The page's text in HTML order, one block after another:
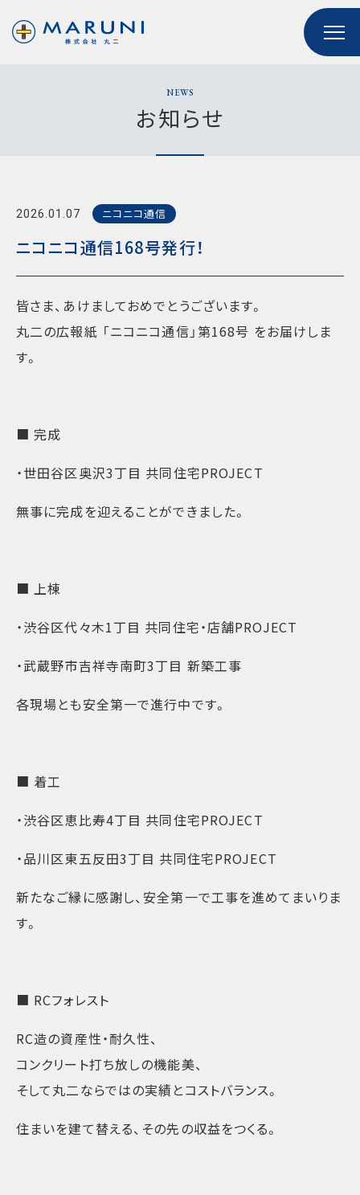
NEWS
お知らせ
2026.01.07 ニコニコ通信
ニコニコ通信168号発行！
皆さま、あけましておめでとうございます。
丸二の広報紙 「ニコニコ通信」第168号 をお届けしま
す。
■ 完成
・世田谷区奥沢3丁目 共同住宅PROJECT
無事に完成を迎えることができました。
■ 上棟
・渋谷区代々木1丁目 共同住宅・店舗PROJECT
・武蔵野市吉祥寺南町3丁目 新築工事
各現場とも安全第一で進行中です。
■ 着工
・渋谷区恵比寿4丁目 共同住宅PROJECT
・品川区東五反田3丁目 共同住宅PROJECT
新たなご縁に感謝し、安全第一で工事を進めてまいりま
す。
■ RCフォレスト
RC造の資産性・耐久性、
コンクリート打ち放しの機能美、
そして丸二ならではの実績とコストバランス。
住まいを建て替える、その先の収益をつくる。